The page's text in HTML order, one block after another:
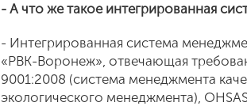
- А что же такое интегрированная
- Интегрированная система
«РВК-Воронеж», отвечающая
9001:2008 (система менеджмента
экологического менеджмента),